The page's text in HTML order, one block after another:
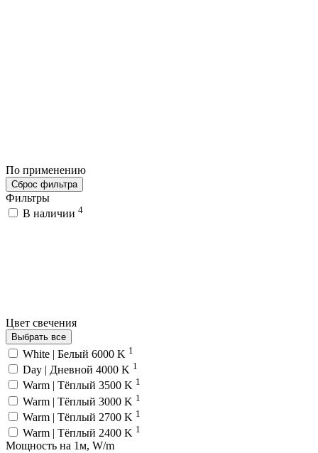
По применению
Сброс фильтра
Фильтры
В наличии 4
Цвет свечения
Выбрать все
White | Белый 6000 K 1
Day | Дневной 4000 K 1
Warm | Тёплый 3500 K 1
Warm | Тёплый 3000 K 1
Warm | Тёплый 2700 K 1
Warm | Тёплый 2400 K 1
Мощность на 1м, W/m